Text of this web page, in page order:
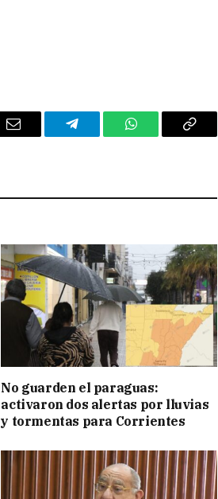
Email Telegram WhatsAppCopy
No guarden el paraguas:
activaron dos alertas por lluvias
y tormentas para Corrientes